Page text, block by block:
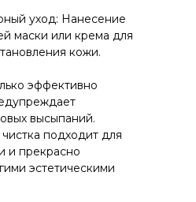
уход: Нанесение
маски или крема для
кожи.
эффективно
высыпаний.
подходит для
и прекрасно
эстетическими